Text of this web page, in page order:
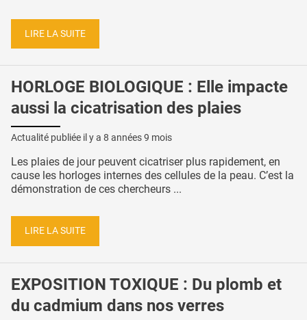
LIRE LA SUITE
HORLOGE BIOLOGIQUE : Elle impacte
aussi la cicatrisation des plaies
Actualité publiée il y a 8 années 9 mois
Les plaies de jour peuvent cicatriser plus rapidement, en
cause les horloges internes des cellules de la peau. C’est la
démonstration de ces chercheurs ...
LIRE LA SUITE
EXPOSITION TOXIQUE : Du plomb et
du cadmium dans nos verres